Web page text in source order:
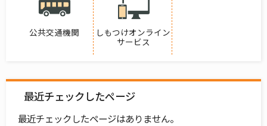
公共交通機関
しもつけオンライン
サービス
最近チェックしたページ
最近チェックしたページはありません。